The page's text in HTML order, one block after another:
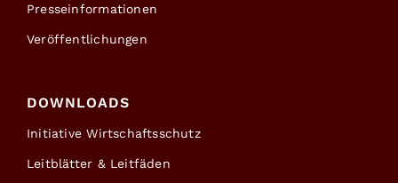
Presseinformationen
Veröffentlichungen
DOWNLOADS
Initiative Wirtschaftsschutz
Leitblätter & Leitfäden